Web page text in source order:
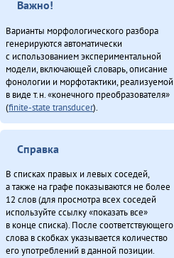
Важно!
Варианты морфологического разбора
генерируются автоматически
с использованием экспериментальной
модели, включающей словарь, описание
фонологии и морфотактики, реализуемой
в виде т.н. «конечного преобразователя»
(finite-state transducer).
Справка
В списках правых и левых соседей,
а также на графе показываются не более
12 слов (для просмотра всех соседей
используйте ссылку «показать все»
в конце списка). После соответствующего
слова в скобках указывается количество
его употреблений в данной позиции.